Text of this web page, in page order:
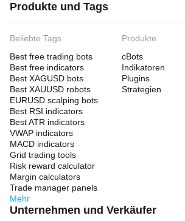
Produkte und Tags
Beliebte Tags
Best free trading bots
Best free indicators
Best XAGUSD bots
Best XAUUSD robots
EURUSD scalping bots
Best RSI indicators
Best ATR indicators
VWAP indicators
MACD indicators
Grid trading tools
Risk reward calculator
Margin calculators
Trade manager panels
Mehr
Produkte
cBots
Indikatoren
Plugins
Strategien
Unternehmen und Verkäufer